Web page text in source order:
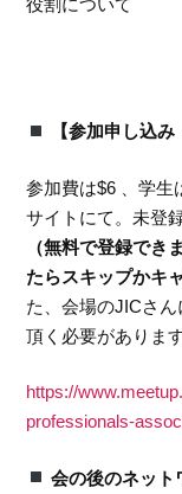
役割について
【参加申し込み
参加費は$6 、学生
サイトにて。未登
（無料で登録でき
たらスキップかキ
た、会場のJICさ
頂く必要がありま
https://
professionals-
会の後のネット